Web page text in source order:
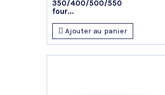
350/400/500/550
four...
Ajouter au panier